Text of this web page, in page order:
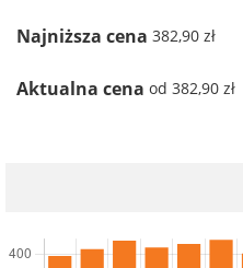
Najniższa cena 382,90 zł
Aktualna cena od 382,90 zł